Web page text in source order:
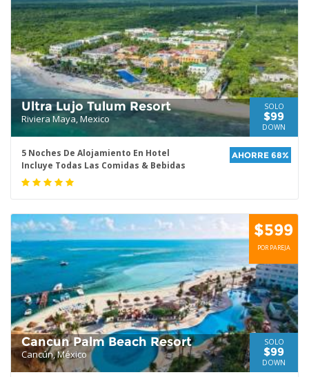
Ultra Lujo Tulum Resort
Riviera Maya, Mexico
SOLO
$99
DOWN
5 Noches De Alojamiento En Hotel
Incluye Todas Las Comidas & Bebidas
AHORRE 68%
$599
POR PAREJA
Cancun Palm Beach Resort
Cancún, México
SOLO
$99
DOWN